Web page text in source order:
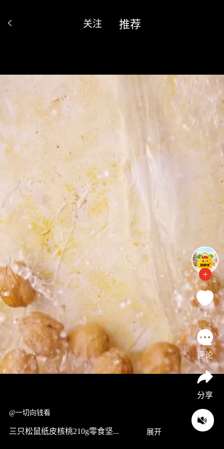
关注 推荐
@一切向钱看
三只松鼠纸皮核桃210g零食坚... 展开
4
评论
分享